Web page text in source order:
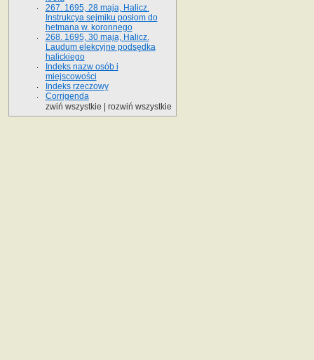
267. 1695, 28 maja, Halicz.
Instrukcya sejmiku posłom do
hetmana w. koronnego
268. 1695, 30 maja, Halicz.
Laudum elekcyjne podsędka
halickiego
Indeks nazw osób i
miejscowości
Indeks rzeczowy
Corrigenda
zwiń wszystkie
rozwiń wszystkie